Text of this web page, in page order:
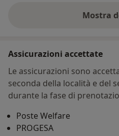
Mostra
Assicurazioni accettate
Le assicurazioni sono
seconda della località e del
durante la fase di
Poste Welfare
PROGESA